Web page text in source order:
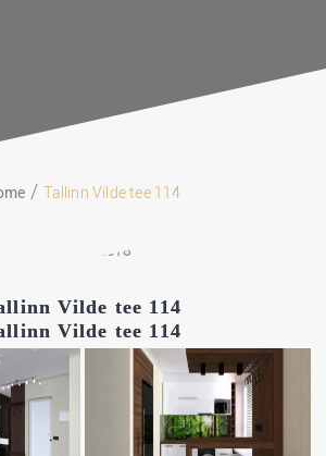
Tallinn Vilde tee 114
02.02.2018
Vilde tee 114
Vilde tee 114